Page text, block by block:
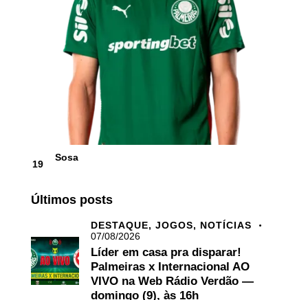
19
Sosa
Últimos posts
DESTAQUE, JOGOS, NOTÍCIAS
07/08/2026
Líder em casa pra disparar!
Palmeiras x Internacional AO
VIVO na Web Rádio Verdão —
domingo (9), às 16h